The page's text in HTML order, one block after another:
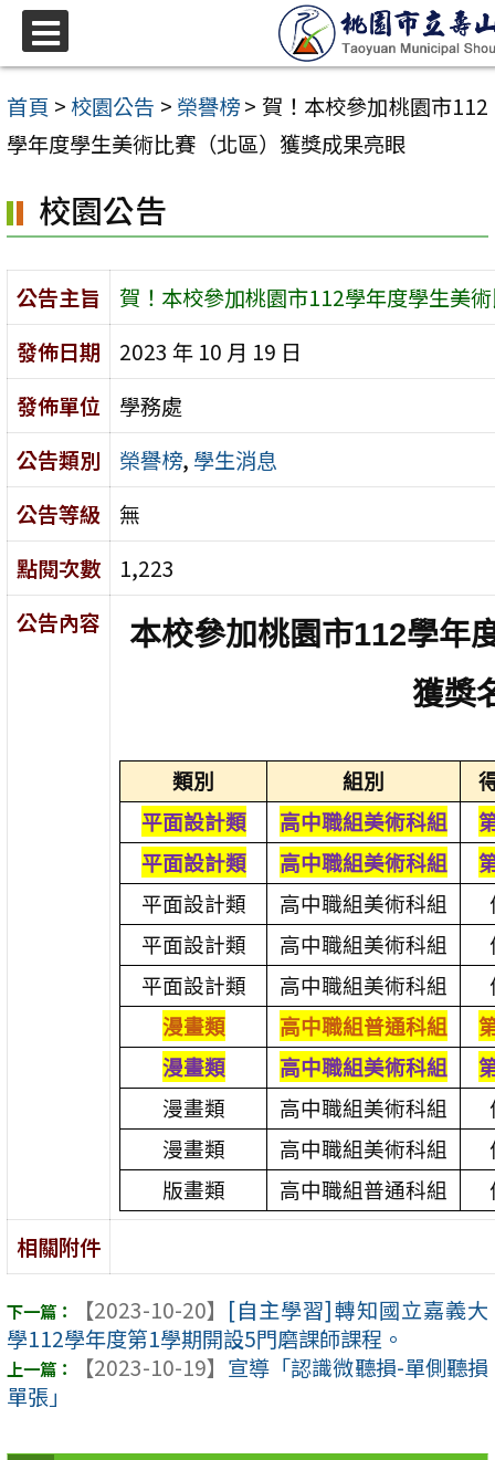
主
要
容
區
首頁 >校園公告 > 榮譽榜> 賀！本校參加桃園市112
學年度學生美術比賽（北區）獲獎成果亮眼
校園公告
公告主旨
賀！本校參加桃園市112學年度學生美
發佈日期
2023 年 10 月 19 日
發佈單位
學務處
公告類別
榮譽榜, 學生消息
公告等級
無
點閱次數
1,223
公告內容
本校參加桃園市112學年
獲獎
類別 組別
平面設計類
高中職組美術科組
平面設計類
高中職組美術科組
平面設計類
高中職組美術科組
平面設計類
高中職組美術科組
平面設計類
高中職組美術科組
漫畫類
高中職組普通科組
漫畫類
高中職組美術科組
漫畫類
高中職組美術科組
漫畫類
高中職組美術科組
版畫類
高中職組普通科組
相關附件
【2023-10-20】 [自主學習]轉知國立嘉義大
學112學年度第1學期開設5門磨課師課程。
【2023-10-19】 宣導「認識微聽損-單側聽損
單張」
選
單